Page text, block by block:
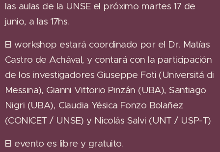
las aulas de la UNSE el próximo martes 17 de
junio, a las 17hs.
El workshop estará coordinado por el Dr. Matías
Castro de Achával, y contará con la participación
de los investigadores Giuseppe Foti (Universitá di
Messina), Gianni Vittorio Pinzán (UBA), Santiago
Nigri (UBA), Claudia Yésica Fonzo Bolañez
(CONICET / UNSE) y Nicolás Salvi (UNT / USP-T)
El evento es libre y gratuito.